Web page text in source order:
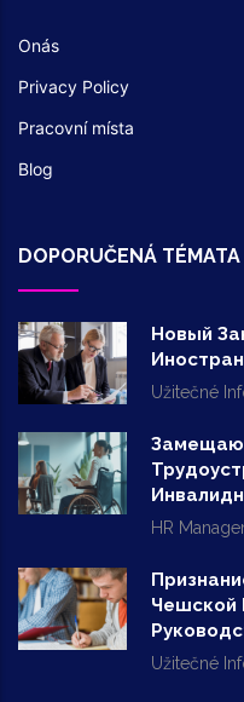
Onás
Privacy Policy
Pracovní místa
Blog
DOPORUČENÁ TÉMATA
Новый
Užitečné
HR
Чешской
Užitečné